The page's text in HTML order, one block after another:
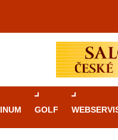
GOLF